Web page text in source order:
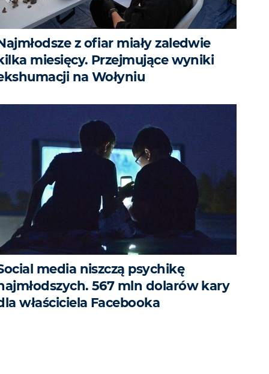
z ofiar miały zaledwie
miesięcy. Przejmujące wyniki
na Wołyniu
media niszczą psychikę
567 mln dolarów kary
właściciela Facebooka